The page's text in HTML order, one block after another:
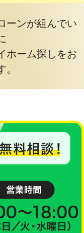
ーンが組んでい
ホーム探しをお